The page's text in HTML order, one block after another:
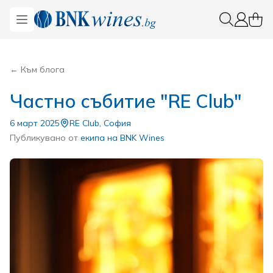
Open menu
BNKWines.bg
0
← Към блога
Частно събитие "RE Club"
6 март 2025
RE Club, София
Публикувано от екипа на BNK Wines